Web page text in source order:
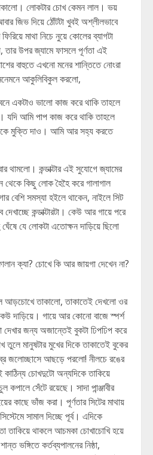
লোকটার চোখ কেমন লাল। ভয়
জিভ দিয়ে ঠোঁটটা খুবই অশ্লীলভাবে
মাথা নিচে নুয়ে কোলের ব্যাগটা
তার উপর জ্যামে ফাসলে পূর্ণতা এই
বাহুতে এখনো মনের শান্তিতে নোংরা
আকুলিবিকুল করলো,
একটাও ভালো কাজ করে থাকি তাহলে
আমি পাপ কাজ করে থাকি তাহলে
মুক্তি দাও। আমি আর সহ্য করতে
থামলো। কন্ডাক্টার এই সুযোগে জ্যামের
কিছু লোক হৈহৈ করে গালাগাল
বেশি সমস্যা হইলে থাকেন, নাইলে সিট
দেখাচ্ছে কন্ডাক্টারটা। কেউ আর গায়ে পরে
যে লোকটা এতোক্ষন দাড়িয়ে ছিলো
ক্যা? চোখে কি আর জায়গা দেখেন না?
আড়চোখে তাকালো, তাকাতেই দেখলো ওর
কেউ দাড়িয়ে। গায়ে আর কোনো বাজে স্পর্শ
দেখার জন্য অজান্তেই বুকটা ঢিপঢিপ করে
তুলে মানুষটার মুখের দিকে তাকাতেই বুকের
জলোচ্ছাসে আছড়ে পরলো! নীলচে রঙের
কাঠিন্য চোখদুটো অন্যদিকে তাকিয়ে
সেঁটে রয়েছে। সাদা পান্ঞ্জাবীর
কাছে ভাঁজ করা। পূর্ণতার সিটের মাথায়
সামাল দিচ্ছে পূর্ব। এদিকে
তাকিয়ে থাকলে আচমকা চোখাচোখি হয়ে
ভঙ্গিতে কর্তব্যপালনের নিষ্ঠা,